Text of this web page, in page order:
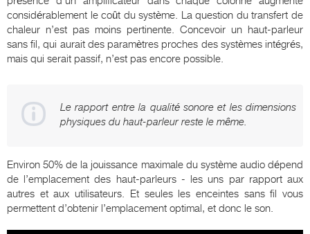
considérablement le coût du système. La question du transfert de
chaleur n’est pas moins pertinente. Concevoir un haut-parleur
sans fil, qui aurait des paramètres proches des systèmes intégrés,
mais qui serait passif, n’est pas encore possible.
Le rapport entre la qualité sonore et les dimensions
physiques du haut-parleur reste le même.
Environ 50% de la jouissance maximale du système audio dépend
de l’emplacement des haut-parleurs - les uns par rapport aux
autres et aux utilisateurs. Et seules les enceintes sans fil vous
permettent d’obtenir l’emplacement optimal, et donc le son.